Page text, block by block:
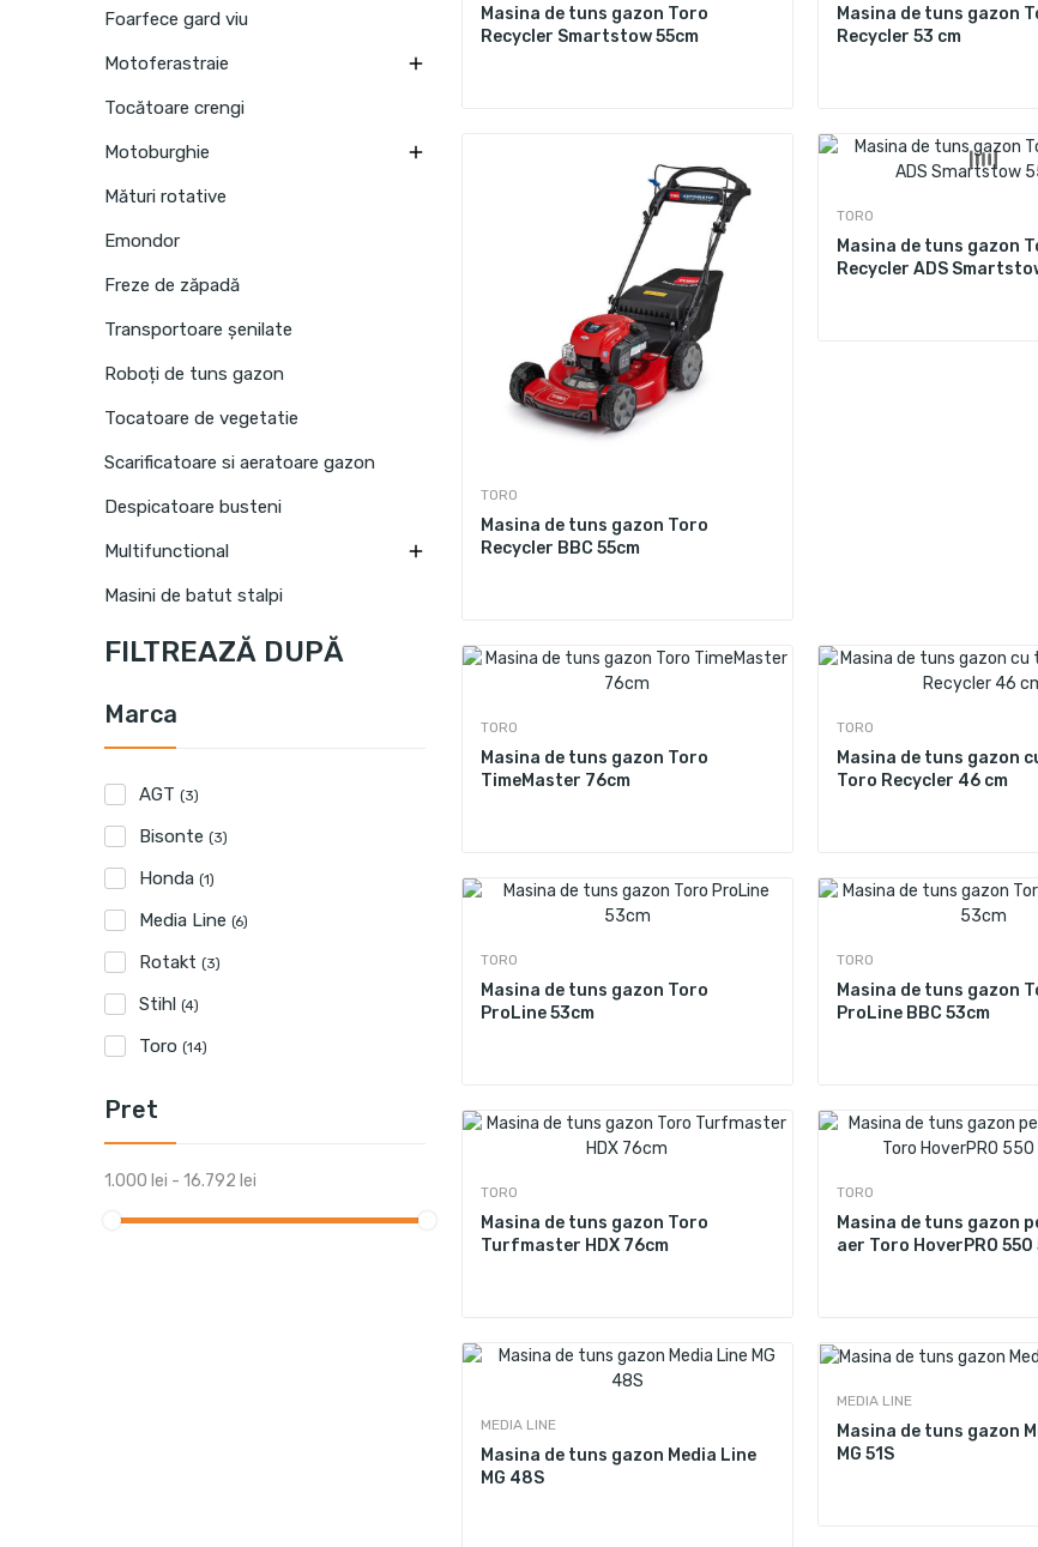
Foarfece gard viu
Motoferastraie 
Tocătoare crengi
Motoburghie 
Mături rotative
Emondor
Freze de zăpadă
Transportoare șenilate
Roboți de tuns gazon
Tocatoare de vegetatie
Scarificatoare si aeratoare gazon
Despicatoare busteni
Multifunctional 
Masini de batut stalpi
FILTREAZĂ DUPĂ
Marca
AGT (3)
Bisonte (3)
Honda (1)
Media Line (6)
Rotakt (3)
Stihl (4)
Toro (14)
Pret
1.000 lei - 16.792 lei
Masina de tuns gazon Toro
Recycler Smartstow 55cm
Masina de tuns gazon
Recycler 53 cm
TORO
Masina de tuns gazon Toro
Recycler BBC 55cm
TORO
Masina de tuns gazon
Recycler ADS
TORO
Masina de tuns gazon Toro
TimeMaster 76cm
TORO
Masina de tuns gazon
Toro Recycler 46 cm
TORO
Masina de tuns gazon Toro
ProLine 53cm
TORO
Masina de tuns gazon
ProLine BBC 53cm
TORO
Masina de tuns gazon Toro
Turfmaster HDX 76cm
TORO
Masina de tuns gazon
aer Toro HoverPRO 550
MEDIA LINE
Masina de tuns gazon Media Line
MG 48S
MEDIA LINE
Masina de tuns gazon
MG 51S